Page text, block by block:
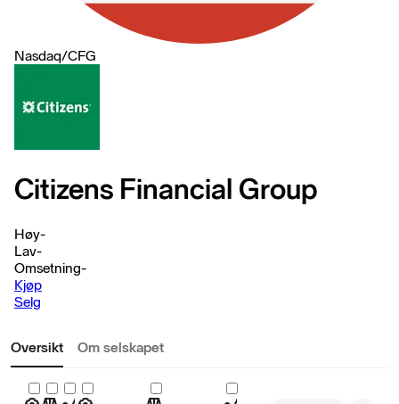
Nasdaq/CFG
Citizens Financial Group
Høy-
Lav-
Omsetning-
Kjøp
Selg
Oversikt Om selskapet